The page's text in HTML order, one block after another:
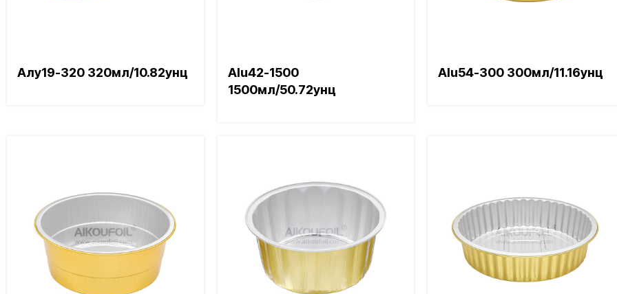
Алу19-320 320мл/10.82унц
Alu42-1500
1500мл/50.72унц
Alu54-300 300мл/11.16унц